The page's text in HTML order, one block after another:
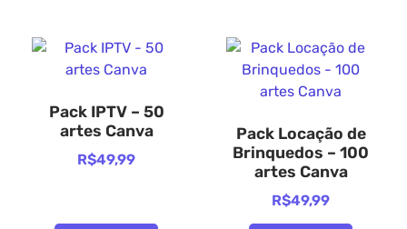
Pack IPTV – 50
artes Canva
R$49,99
Pack Locação de
Brinquedos – 100
artes Canva
R$49,99